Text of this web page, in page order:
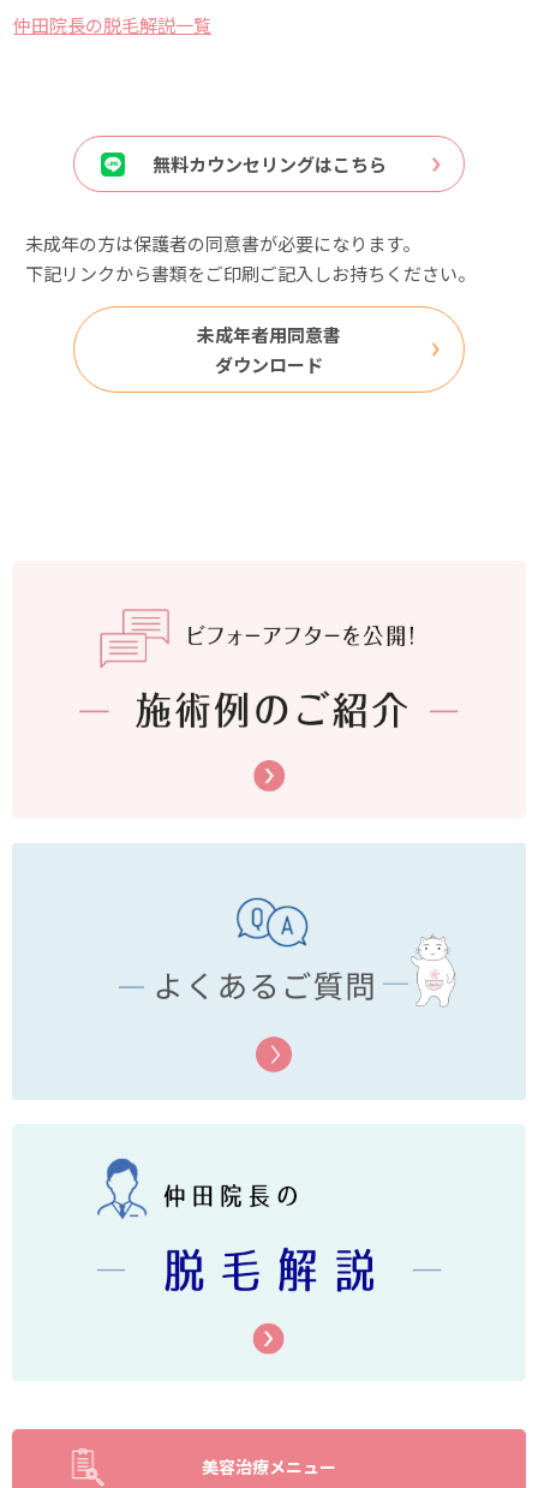
仲田院長の脱毛解説一覧
無料カウンセリングはこちら
未成年の方は保護者の同意書が必要になります。
下記リンクから書類をご印刷ご記入しお持ちください。
未成年者用同意書
ダウンロード
美容治療メニュー